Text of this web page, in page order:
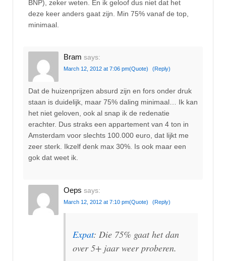
BNP), zeker weten. En ik geloof dus niet dat het
deze keer anders gaat zijn. Min 75% vanaf de top,
minimaal.
Bram says:
March 12, 2012 at 7:06 pm(Quote) (Reply)
Dat de huizenprijzen absurd zijn en fors onder druk
staan is duidelijk, maar 75% daling minimaal… Ik kan
het niet geloven, ook al snap ik de redenatie
erachter. Dus straks een appartement van 4 ton in
Amsterdam voor slechts 100.000 euro, dat lijkt me
zeer sterk. Ikzelf denk max 30%. Is ook maar een
gok dat weet ik.
Oeps says:
March 12, 2012 at 7:10 pm(Quote) (Reply)
Expat: Die 75% gaat het dan
over 5+ jaar weer proberen.